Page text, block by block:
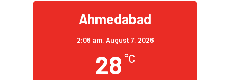
Ahmedabad
2:06 am, August 7, 2026
28 °C